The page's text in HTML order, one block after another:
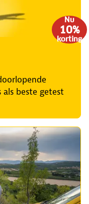
Nu
10%
korting
als beste getest